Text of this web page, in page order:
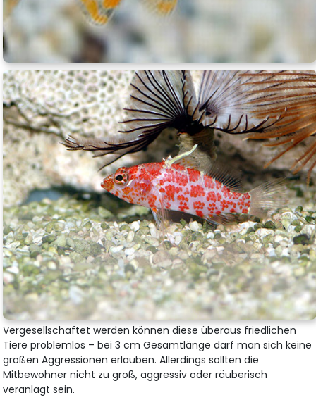
Vergesellschaftet werden können diese überaus friedlichen
Tiere problemlos – bei 3 cm Gesamtlänge darf man sich keine
großen Aggressionen erlauben. Allerdings sollten die
Mitbewohner nicht zu groß, aggressiv oder räuberisch
veranlagt sein.